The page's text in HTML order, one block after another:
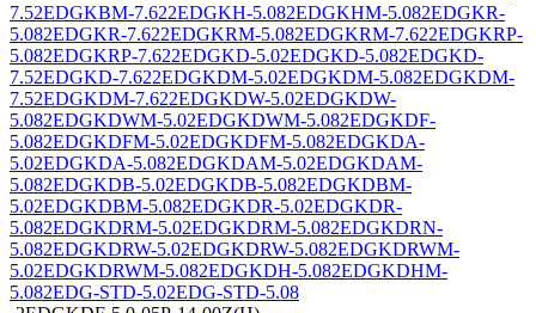
7.52EDGKBM-7.622EDGKH-5.082EDGKHM-5.082EDGKR-
5.082EDGKR-7.622EDGKRM-5.082EDGKRM-7.622EDGKRP-
5.082EDGKRP-7.622EDGKD-5.02EDGKD-5.082EDGKD-
7.52EDGKD-7.622EDGKDM-5.02EDGKDM-5.082EDGKDM-
7.52EDGKDM-7.622EDGKDW-5.02EDGKDW-
5.082EDGKDWM-5.02EDGKDWM-5.082EDGKDF-
5.082EDGKDFM-5.02EDGKDFM-5.082EDGKDA-
5.02EDGKDA-5.082EDGKDAM-5.02EDGKDAM-
5.082EDGKDB-5.02EDGKDB-5.082EDGKDBM-
5.02EDGKDBM-5.082EDGKDR-5.02EDGKDR-
5.082EDGKDRM-5.02EDGKDRM-5.082EDGKDRN-
5.082EDGKDRW-5.02EDGKDRW-5.082EDGKDRWM-
5.02EDGKDRWM-5.082EDGKDH-5.082EDGKDHM-
5.082EDG-STD-5.02EDG-STD-5.08